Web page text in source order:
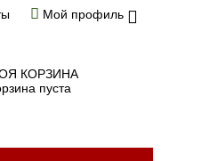
Мой профиль
КОРЗИНА
пуста